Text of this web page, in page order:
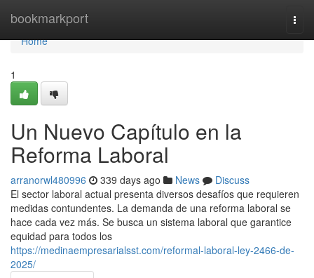
bookmarkport
Home
Home
1
Un Nuevo Capítulo en la
Reforma Laboral
arranorwl480996 339 days ago News
Discuss
El sector laboral actual presenta diversos desafíos que requieren
medidas contundentes. La demanda de una reforma laboral se
hace cada vez más. Se busca un sistema laboral que garantice
equidad para todos los
https://medinaempresarialsst.com/reformal-laboral-ley-2466-de-
2025/